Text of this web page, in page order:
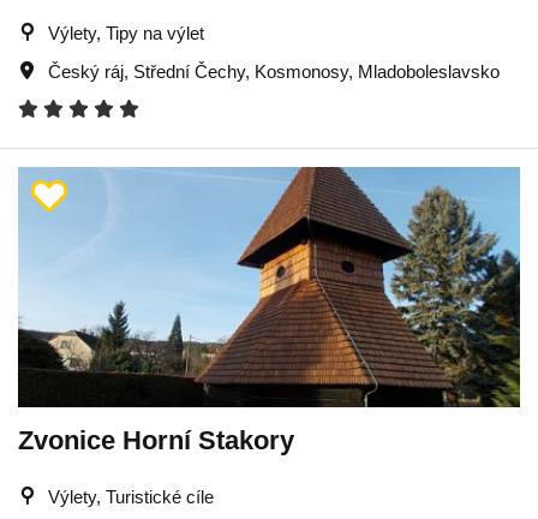
Výlety, Tipy na výlet
Český ráj, Střední Čechy, Kosmonosy, Mladoboleslavsko
Zvonice Horní Stakory
Výlety, Turistické cíle